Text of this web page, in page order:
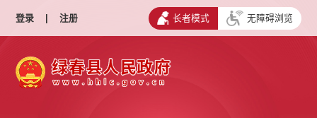
登录 | 注册 长者模式 无障碍浏览